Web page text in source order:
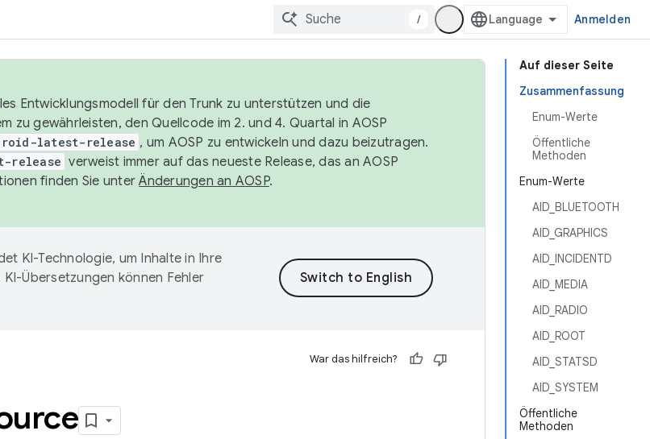
/ Anmelden
Auf dieser Seite
Zusammenfassung
Enum-Werte
Öffentliche
Methoden
Enum-Werte
AID_BLUETOOTH
AID_GRAPHICS
AID_INCIDENTD
AID_MEDIA
AID_RADIO
AID_ROOT
AID_STATSD
AID_SYSTEM
Öffentliche
Methoden
Entwicklungsmodell für den Trunk zu unterstützen und die
zu gewährleisten, den Quellcode im 2. und 4. Quartal in AOSP
latest-release , um AOSP zu entwickeln und dazu beizutragen.
release verweist immer auf das neueste Release, das an AOSP
finden Sie unterÄnderungen an AOSP.
KI-Technologie, um Inhalte in Ihre
Übersetzungen können Fehler
War das hilfreich?